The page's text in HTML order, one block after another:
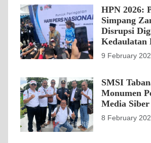
HPN 2026:
Simpang
Disrupsi
Kedaulatan
9 February
SMSI
Monumen
Media
8 February